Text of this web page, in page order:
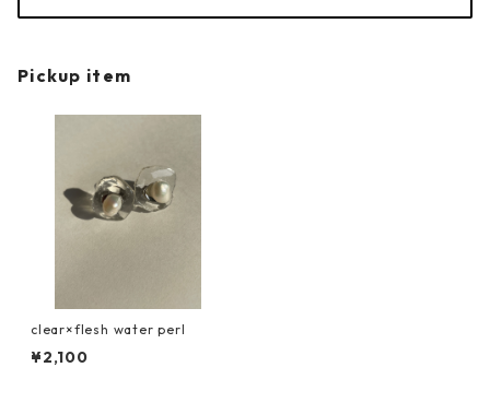
Pickup item
clear×flesh water perl
¥2,100